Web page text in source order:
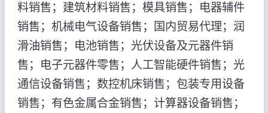
料销售；建筑材料销售；模具销售；电器辅件
销售；机械电气设备销售；国内贸易代理；润
滑油销售；电池销售；光伏设备及元器件销
售；电子元器件零售；人工智能硬件销售；光
通信设备销售；数控机床销售；包装专用设备
销售；有色金属合金销售；计算器设备销售；